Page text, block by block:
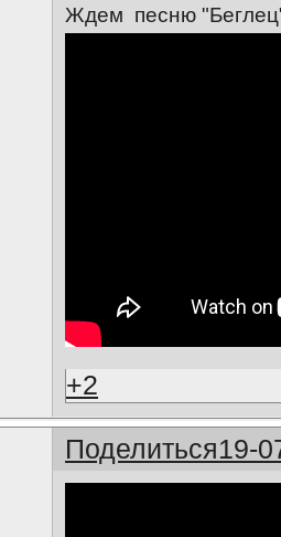
Ждем песню
+2
Поделиться19-